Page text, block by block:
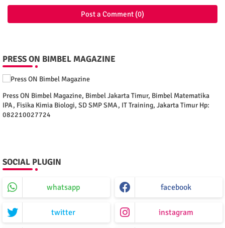
Post a Comment (0)
PRESS ON BIMBEL MAGAZINE
Press ON Bimbel Magazine, Bimbel Jakarta Timur, Bimbel Matematika
IPA, Fisika Kimia Biologi, SD SMP SMA, IT Training, Jakarta Timur Hp:
082210027724
SOCIAL PLUGIN
whatsapp facebook
twitter instagram